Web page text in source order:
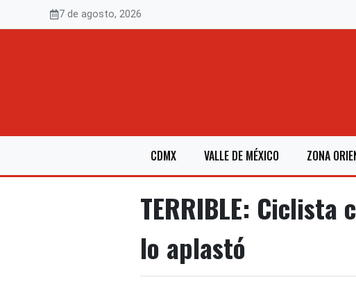
7 de agosto, 2026
CDMX VALLE DE MÉXICO ZONA
TERRIBLE:
lo aplastó